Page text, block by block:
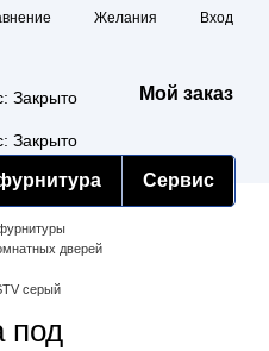
Желания Вход
Закрыто
Закрыто
Мой заказ
Сервис
дверей
серый
под